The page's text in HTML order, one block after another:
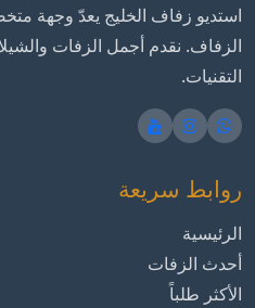
استديو زفاف الخليج يعدّ وجهة
الزفاف. نقدم أجمل الزفات
التقنيات.
روابط سريعة
الرئيسية
أحدث الزفات
الأكثر طلباً